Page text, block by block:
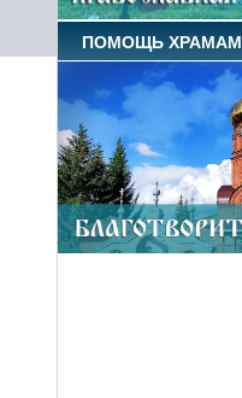
ПОМОЩЬ ХРАМАМ